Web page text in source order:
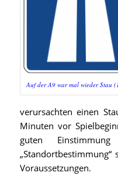
Auf der A9 war mal wieder Stau
verursachten einen
Minuten vor
guten
Voraussetzungen.